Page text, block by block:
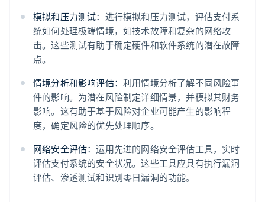
模拟和压力测试： 进行模拟和压力测试，评估支付系
统如何处理极端情境，如技术故障和复杂的网络攻
击。这些测试有助于确定硬件和软件系统的潜在故障
点。
情境分析和影响评估： 利用情境分析了解不同风险事
件的影响。为潜在风险制定详细情景，并模拟其财务
影响。这有助于基于风险对企业可能产生的影响程
度，确定风险的优先处理顺序。
网络安全评估：运用先进的网络安全评估工具，实时
评估支付系统的安全状况。这些工具应具有执行漏洞
评估、渗透测试和识别零日漏洞的功能。